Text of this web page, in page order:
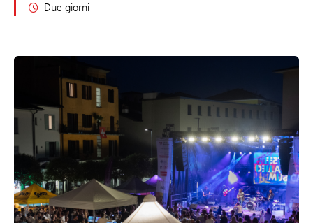
Due giorni